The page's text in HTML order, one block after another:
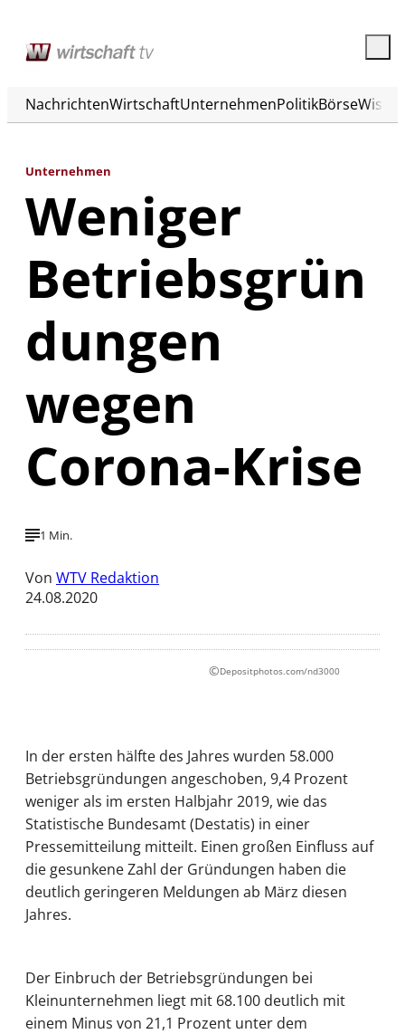
NachrichtenWirtschaftUnternehmenPolitikBörse
Unternehmen
Weniger
Betriebsgrün
dungen
wegen
Corona-Krise
1 Min.
Von WTV Redaktion
24.08.2020
©Depositphotos.com/nd3000
In der ersten hälfte des Jahres wurden 58.000
Betriebsgründungen angeschoben, 9,4 Prozent
weniger als im ersten Halbjahr 2019, wie das
Statistische Bundesamt (Destatis) in einer
Pressemitteilung mitteilt. Einen großen Einfluss auf
die gesunkene Zahl der Gründungen haben die
deutlich geringeren Meldungen ab März diesen
Jahres.
Der Einbruch der Betriebsgründungen bei
Kleinunternehmen liegt mit 68.100 deutlich mit
einem Minus von 21,1 Prozent unter dem